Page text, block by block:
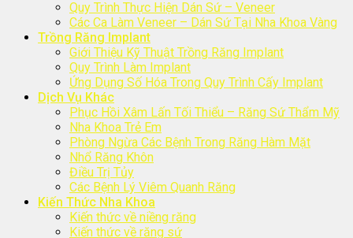
Quy Trình Thực Hiện Dán Sứ – Veneer
Các Ca Làm Veneer – Dán Sứ Tại Nha Khoa Vàng
Trồng Răng Implant
Giới Thiệu Kỹ Thuật Trồng Răng Implant
Quy Trình Làm Implant
Ứng Dụng Số Hóa Trong Quy Trình Cấy Implant
Dịch Vụ Khác
Phục Hồi Xâm Lấn Tối Thiểu – Răng Sứ Thẩm Mỹ
Nha Khoa Trẻ Em
Phòng Ngừa Các Bệnh Trong Răng Hàm Mặt
Nhổ Răng Khôn
Điều Trị Tủy
Các Bệnh Lý Viêm Quanh Răng
Kiến Thức Nha Khoa
Kiến thức về niềng răng
Kiến thức về răng sứ